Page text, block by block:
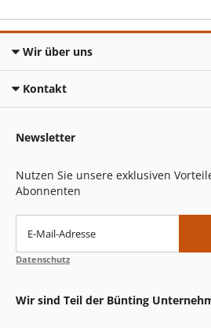
Wir über uns
Kontakt
Newsletter
Nutzen Sie unsere exklusiven
Abonnenten
E-Mail-Adresse
Datenschutz
Wir sind Teil der Bünting